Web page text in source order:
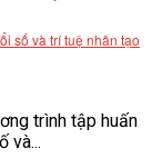
số và trí tuệ nhân tạo
trình tập huấn
và...